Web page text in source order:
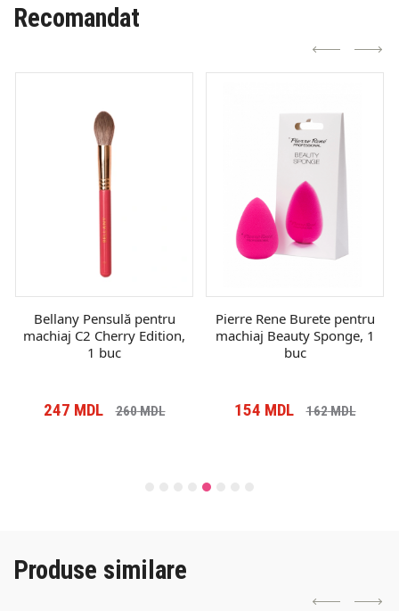
Recomandat
Bellany Pensulă pentru
machiaj C2 Cherry Edition,
1 buc
247 MDL 260MDL
Pierre Rene Burete pentru
machiaj Beauty Sponge, 1
buc
154 MDL 162MDL
Produse similare